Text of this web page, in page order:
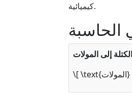
كيميائية.
الحاسبة